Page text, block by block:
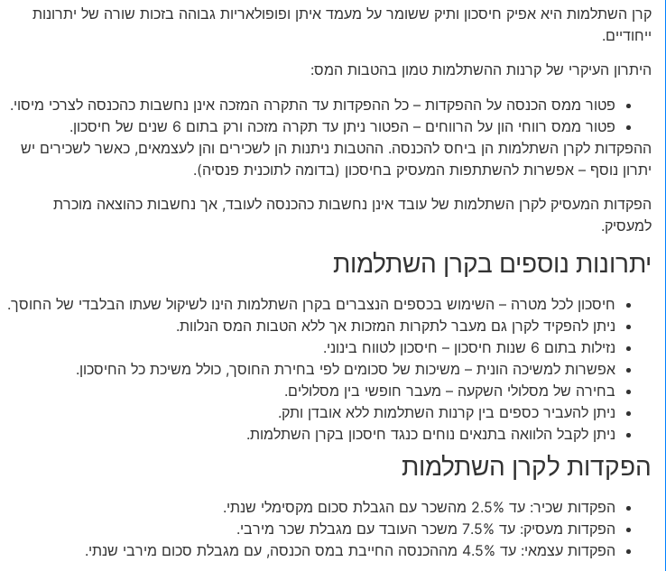
קרן השתלמות היא אפיק חיסכון ותיק ששומר על מעמד איתן ופופולאריות גבוהה בזכות שורה של יתרונות
ייחודיים.
היתרון העיקרי של קרנות ההשתלמות טמון בהטבות המס:
פטור ממס הכנסה על ההפקדות – כל ההפקדות עד התקרה המזכה אינן נחשבות כהכנסה לצרכי מיסוי.
פטור ממס רווחי הון על הרווחים – הפטור ניתן עד תקרה מזכה ורק בתום 6 שנים של חיסכון.
ההפקדות לקרן השתלמות הן ביחס להכנסה. ההטבות ניתנות הן לשכירים והן לעצמאים, כאשר לשכירים יש
יתרון נוסף – אפשרות להשתתפות המעסיק בחיסכון (בדומה לתוכנית פנסיה).
הפקדות המעסיק לקרן השתלמות של עובד אינן נחשבות כהכנסה לעובד, אך נחשבות כהוצאה מוכרת
למעסיק.
יתרונות נוספים בקרן השתלמות
חיסכון לכל מטרה – השימוש בכספים הנצברים בקרן השתלמות הינו לשיקול שעתו הבלבדי של החוסך.
ניתן להפקיד לקרן גם מעבר לתקרות המזכות אך ללא הטבות המס הנלוות.
נזילות בתום 6 שנות חיסכון – חיסכון לטווח בינוני.
אפשרות למשיכה הונית – משיכות של סכומים לפי בחירת החוסך, כולל משיכת כל החיסכון.
בחירה של מסלולי השקעה – מעבר חופשי בין מסלולים.
ניתן להעביר כספים בין קרנות השתלמות ללא אובדן ותק.
ניתן לקבל הלוואה בתנאים נוחים כנגד חיסכון בקרן השתלמות.
הפקדות לקרן השתלמות
הפקדות שכיר: עד 2.5% מהשכר עם הגבלת סכום מקסימלי שנתי.
הפקדות מעסיק: עד 7.5% משכר העובד עם מגבלת שכר מירבי.
הפקדות עצמאי: עד 4.5% מההכנסה החייבת במס הכנסה, עם מגבלת סכום מירבי שנתי.